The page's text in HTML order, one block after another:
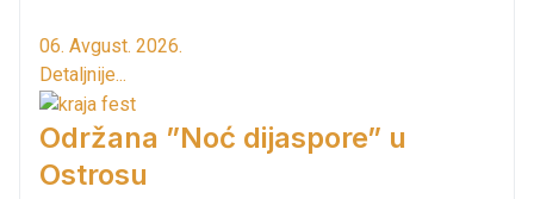
06. Avgust. 2026.
Detaljnije...
Održana ”Noć dijaspore” u
Ostrosu